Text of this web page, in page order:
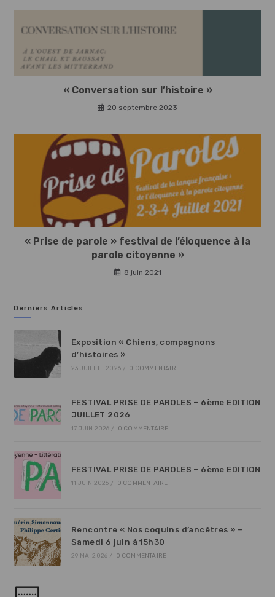
« Conversation sur l’histoire »
20 septembre 2023
« Prise de parole » festival de l’éloquence à la
parole citoyenne »
8 juin 2021
Derniers Articles
Exposition « Chiens, compagnons
d’histoires »
23 JUILLET 2026 / 0 COMMENTAIRE
FESTIVAL PRISE DE PAROLES – 6ème EDITION
JUILLET 2026
17 JUIN 2026 / 0 COMMENTAIRE
FESTIVAL PRISE DE PAROLES – 6ème EDITION
11 JUIN 2026 / 0 COMMENTAIRE
Rencontre « Nos coquins d’ancêtres » –
Samedi 6 juin à 15h30
29 MAI 2026 / 0 COMMENTAIRE